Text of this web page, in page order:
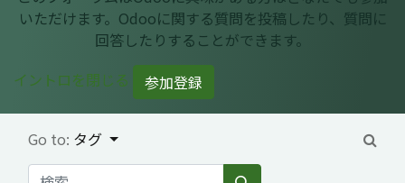
いただけます。Odooに関する質問を投稿したり、質問に
回答したりすることができます。
イントロを閉じる
参加登録
Go to: タグ